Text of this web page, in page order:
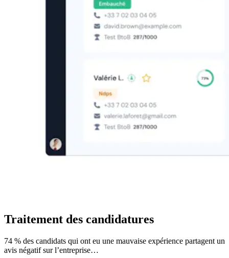
Traitement des candidatures
74 % des candidats qui ont eu une mauvaise expérience partagent un
avis négatif sur l’entreprise…